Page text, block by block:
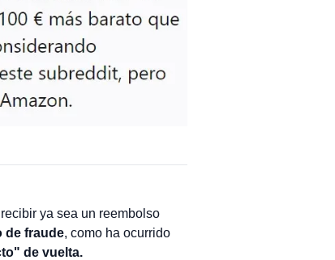
ya sea un reembolso
de fraude, como ha ocurrido
de vuelta.